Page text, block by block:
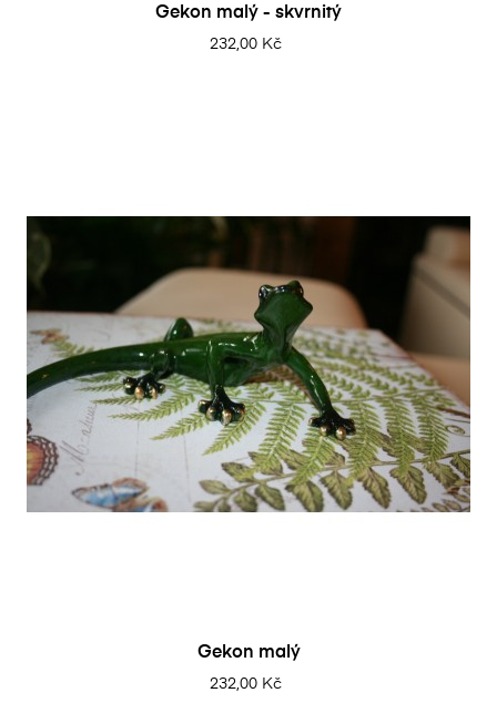
Gekon malý - skvrnitý
232,00 Kč
Gekon malý
232,00 Kč